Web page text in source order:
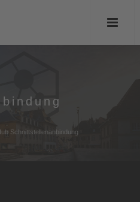
Schnittstellenanbindung